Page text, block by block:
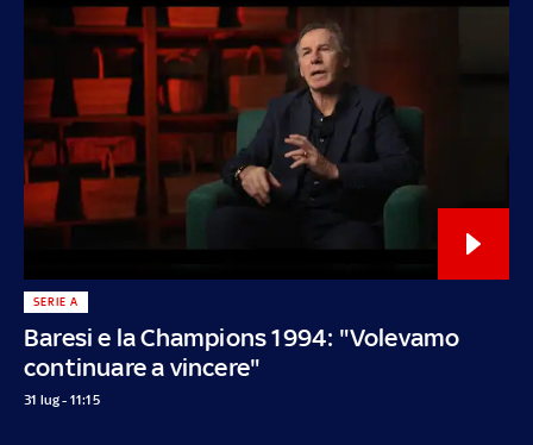
Baresi e la Champions 1994: "Volevamo
continuare a vincere"
SERIE A
31 lug - 11:15